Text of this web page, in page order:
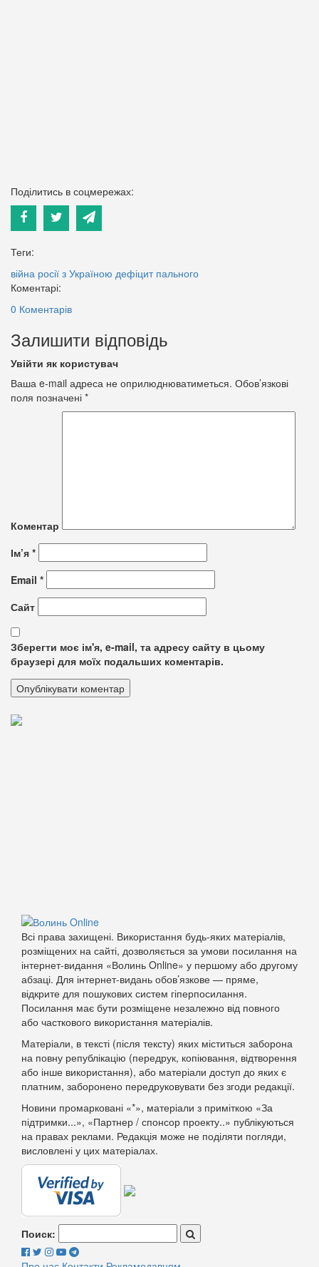
Поділитись в соцмережах:
Теги:
війна росії з Україною дефіцит пального
Коментарі:
0 Коментарів
Залишити відповідь
Увійти як користувач
Ваша e-mail адреса не оприлюднюватиметься. Обов’язкові
поля позначені *
Коментар
Ім’я *
Email *
Сайт
Зберегти моє ім'я, e-mail, та адресу сайту в цьому
браузері для моїх подальших коментарів.
Всі права захищені. Використання будь-яких матеріалів,
розміщених на сайті, дозволяється за умови посилання на
інтернет-видання «Волинь Online» у першому або другому
абзаці. Для інтернет-видань обов’язкове — пряме,
відкрите для пошукових систем гіперпосилання.
Посилання має бути розміщене незалежно від повного
або часткового використання матеріалів.
Матеріали, в тексті (після тексту) яких міститься заборона
на повну републікацію (передрук, копіювання, відтворення
або інше використання), або матеріали доступ до яких є
платним, заборонено передруковувати без згоди редакції.
Новини промарковані «*», матеріали з приміткою «За
підтримки...», «Партнер / спонсор проекту..» публікуються
на правах реклами. Редакція може не поділяти погляди,
висловлені у цих матеріалах.
Поиск: